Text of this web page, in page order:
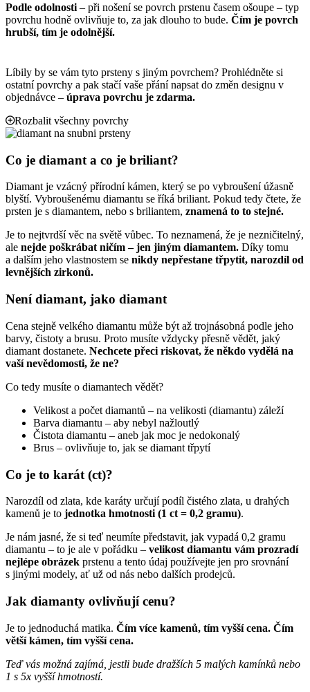
Podle odolnosti – při nošení se povrch prstenu časem ošoupe – typ
povrchu hodně ovlivňuje to, za jak dlouho to bude. Čím je povrch
hrubší, tím je odolnější.
Líbily by se vám tyto prsteny s jiným povrchem? Prohlédněte si
ostatní povrchy a pak stačí vaše přání napsat do změn designu v
objednávce – úprava povrchu je zdarma.
Rozbalit všechny povrchy
Co je diamant a co je briliant?
Diamant je vzácný přírodní kámen, který se po vybroušení úžasně
blyští. Vybroušenému diamantu se říká briliant. Pokud tedy čtete, že
prsten je s diamantem, nebo s briliantem, znamená to to stejné.
Je to nejtvrdší věc na světě vůbec. To neznamená, že je nezničitelný,
ale nejde poškrábat ničím – jen jiným diamantem. Díky tomu
a dalším jeho vlastnostem se nikdy nepřestane třpytit, narozdíl od
levnějších zirkonů.
Není diamant, jako diamant
Cena stejně velkého diamantu může být až trojnásobná podle jeho
barvy, čistoty a brusu. Proto musíte vždycky přesně vědět, jaký
diamant dostanete. Nechcete přeci riskovat, že někdo vydělá na
vaší nevědomosti, že ne?
Co tedy musíte o diamantech vědět?
Velikost a počet diamantů – na velikosti (diamantu) záleží
Barva diamantu – aby nebyl nažloutlý
Čistota diamantu – aneb jak moc je nedokonalý
Brus – ovlivňuje to, jak se diamant třpytí
Co je to karát (ct)?
Narozdíl od zlata, kde karáty určují podíl čistého zlata, u drahých
kamenů je to jednotka hmotnosti (1 ct = 0,2 gramu).
Je nám jasné, že si teď neumíte představit, jak vypadá 0,2 gramu
diamantu – to je ale v pořádku – velikost diamantu vám prozradí
nejlépe obrázek prstenu a tento údaj používejte jen pro srovnání
s jinými modely, ať už od nás nebo dalších prodejců.
Jak diamanty ovlivňují cenu?
Je to jednoduchá matika. Čím více kamenů, tím vyšší cena. Čím
větší kámen, tím vyšší cena.
Teď vás možná zajímá, jestli bude dražších 5 malých kamínků nebo
1 s 5x vyšší hmotností.